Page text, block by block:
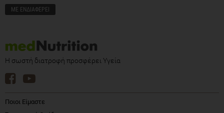
Η σωστή διατροφή προσφέρει Υγεία
Ποιοι Είμαστε